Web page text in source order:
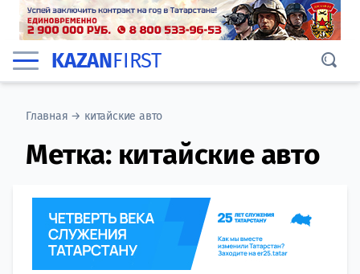
KAZANFIRST
Главная → китайские авто
Метка: китайские авто